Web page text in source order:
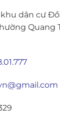
khu dân cư
Quang